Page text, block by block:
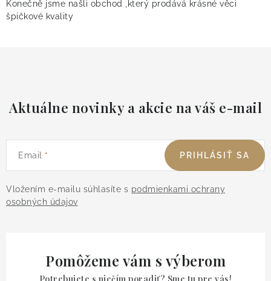
Konečně jsme našli obchod ,který prodává krásné věci
špičkové kvality
Aktuálne novinky a akcie na váš e-mail
Email
Vložením e-mailu súhlasíte s podmienkami ochrany
osobných údajov
PRIHLÁSIŤ SA
Pomôžeme vám s výberom
Potrebujete s niečím poradiť? Sme tu pre vás!